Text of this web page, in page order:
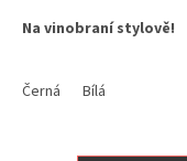
Na vinobraní stylově!
Černá Bílá